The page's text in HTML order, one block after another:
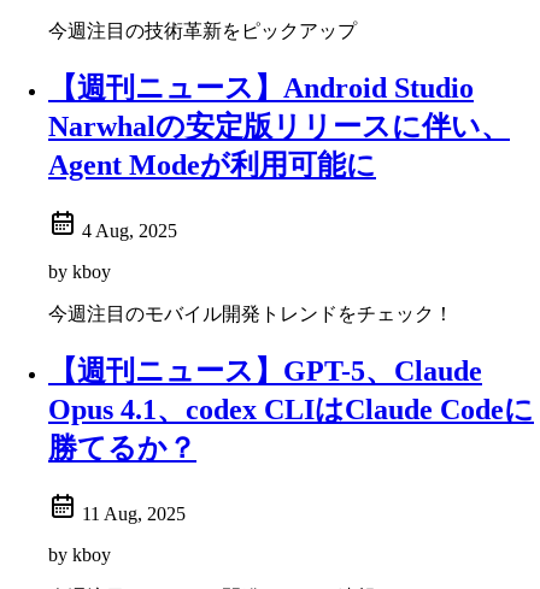
今週注目の技術革新をピックアップ
【週刊ニュース】Android Studio
Narwhalの安定版リリースに伴い、
Agent Modeが利用可能に
4 Aug, 2025
by kboy
今週注目のモバイル開発トレンドをチェック！
【週刊ニュース】GPT-5、Claude
Opus 4.1、codex CLIはClaude Codeに
勝てるか？
11 Aug, 2025
by kboy